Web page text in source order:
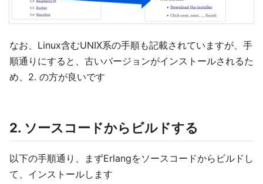
なお、Linux含むUNIX系の手順も記載されていますが、手
順通りにすると、古いバージョンがインストールされるた
め、2. の方が良いです
2. ソースコードからビルドする
以下の手順通り、まずErlangをソースコードからビルドし
て、インストールします